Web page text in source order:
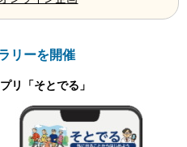
リーを開催
リ「そとでる」